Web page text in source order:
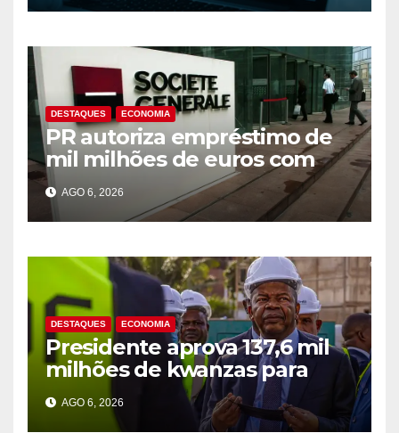
DESTAQUES ECONOMIA
PR autoriza empréstimo de
mil milhões de euros com
Société Générale para o PIP
AGO 6, 2026
DESTAQUES ECONOMIA
Presidente aprova 137,6 mil
milhões de kwanzas para
melhorar água em três
províncias
AGO 6, 2026